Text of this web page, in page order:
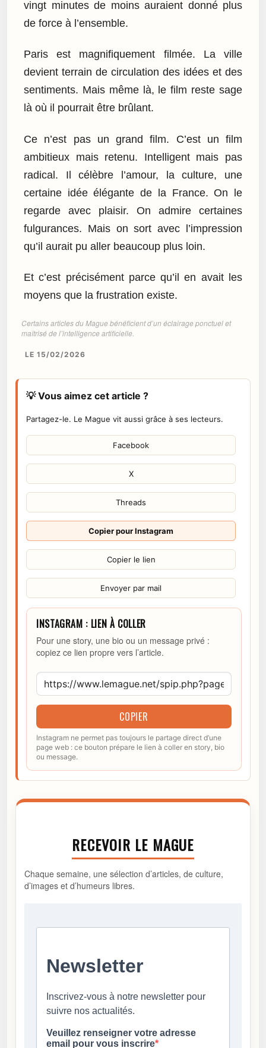
vingt minutes de moins auraient donné plus
de force à l’ensemble.
Paris est magnifiquement filmée. La ville
devient terrain de circulation des idées et des
sentiments. Mais même là, le film reste sage
là où il pourrait être brûlant.
Ce n’est pas un grand film. C’est un film
ambitieux mais retenu. Intelligent mais pas
radical. Il célèbre l’amour, la culture, une
certaine idée élégante de la France. On le
regarde avec plaisir. On admire certaines
fulgurances. Mais on sort avec l’impression
qu’il aurait pu aller beaucoup plus loin.
Et c’est précisément parce qu’il en avait les
moyens que la frustration existe.
Certains articles du Mague bénéficient d’un éclairage ponctuel et
maîtrisé de l’intelligence artificielle.
LE 15/02/2026
💡 Vous aimez cet article ?
Partagez-le. Le Mague vit aussi grâce à ses lecteurs.
Facebook
X
Threads
Copier pour Instagram
Copier le lien
Envoyer par mail
INSTAGRAM : LIEN À COLLER
Pour une story, une bio ou un message privé :
copiez ce lien propre vers l’article.
COPIER
Instagram ne permet pas toujours le partage direct d’une
page web : ce bouton prépare le lien à coller en story, bio
ou message.
RECEVOIR LE MAGUE
Chaque semaine, une sélection d’articles, de culture,
d’images et d’humeurs libres.